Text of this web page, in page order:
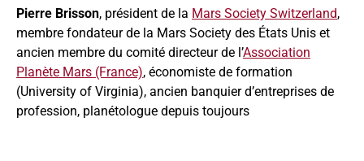
Pierre Brisson, président de la Mars Society Switzerland,
membre fondateur de la Mars Society des États Unis et
ancien membre du comité directeur de l’Association
Planète Mars (France), économiste de formation
(University of Virginia), ancien banquier d’entreprises de
profession, planétologue depuis toujours